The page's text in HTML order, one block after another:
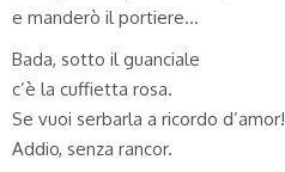
e manderò il portiere…
Bada, sotto il guanciale
c’è la cuffietta rosa.
Se vuoi serbarla a ricordo d’amor!
Addio, senza rancor.